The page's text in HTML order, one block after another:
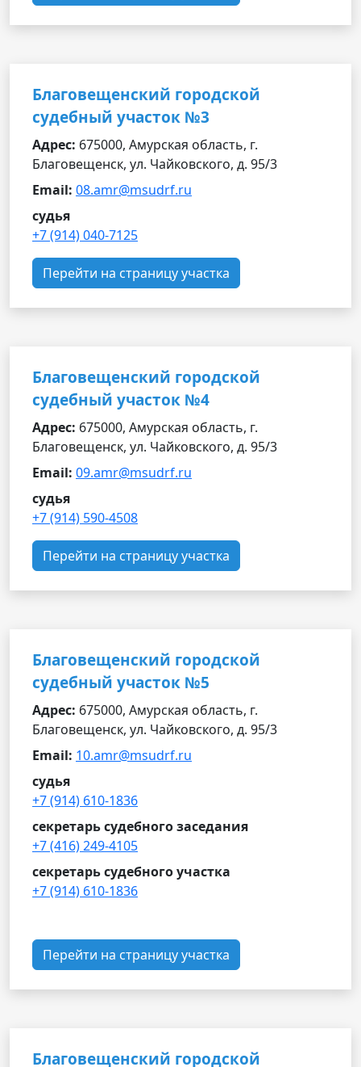
Благовещенский городской
судебный участок №3
Адрес: 675000, Амурская область, г.
Благовещенск, ул. Чайковского, д. 95/3
Email: 08.amr@msudrf.ru
судья
+7 (914) 040-7125
Перейти на страницу участка
Благовещенский городской
судебный участок №4
Адрес: 675000, Амурская область, г.
Благовещенск, ул. Чайковского, д. 95/3
Email: 09.amr@msudrf.ru
судья
+7 (914) 590-4508
Перейти на страницу участка
Благовещенский городской
судебный участок №5
Адрес: 675000, Амурская область, г.
Благовещенск, ул. Чайковского, д. 95/3
Email: 10.amr@msudrf.ru
судья
+7 (914) 610-1836
секретарь судебного заседания
+7 (416) 249-4105
секретарь судебного участка
+7 (914) 610-1836
Перейти на страницу участка
Благовещенский городской